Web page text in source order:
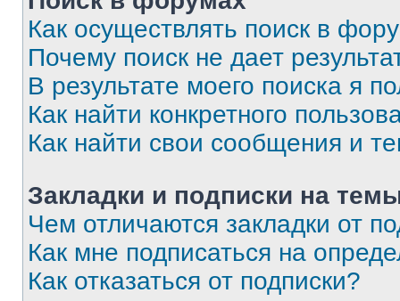
Как осуществлять поиск в
Почему поиск не дает
В результате моего поиска я
Как найти конкретного
Как найти свои сообщения и
Закладки и подписки на
Чем отличаются закладки от
Как мне подписаться на
Как отказаться от подписки?